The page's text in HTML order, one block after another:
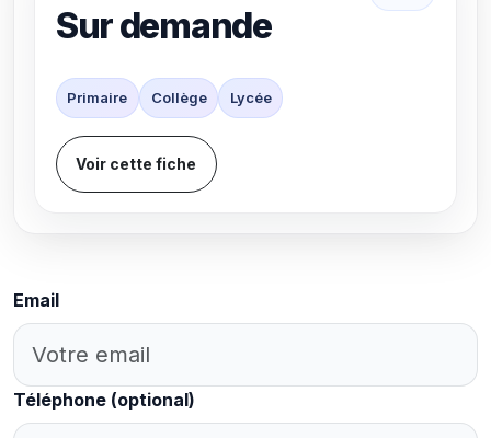
Sur demande
Primaire Collège Lycée
Voir cette fiche
Email
Téléphone (optional)